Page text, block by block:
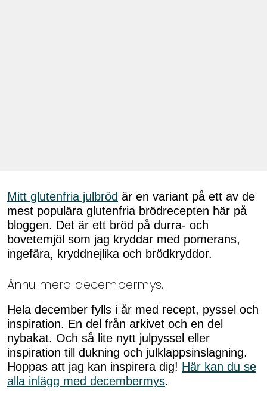
Mitt glutenfria julbröd är en variant på ett av de
mest populära glutenfria brödrecepten här på
bloggen. Det är ett bröd på durra- och
bovetemjöl som jag kryddar med pomerans,
ingefära, kryddnejlika och brödkryddor.
Ännu mera decembermys.
Hela december fylls i år med recept, pyssel och
inspiration. En del från arkivet och en del
nybakat. Och så lite nytt julpyssel eller
inspiration till dukning och julklappsinslagning.
Hoppas att jag kan inspirera dig! Här kan du se
alla inlägg med decembermys.